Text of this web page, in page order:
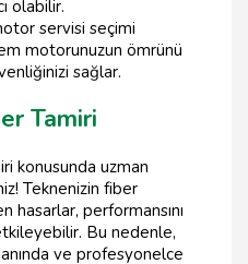
olabilir.
servisi seçimi
motorunuzun ömrünü
sağlar.
Tamiri
konusunda uzman
Teknenizin fiber
hasarlar, performansını
Bu nedenle,
ve profesyonelce